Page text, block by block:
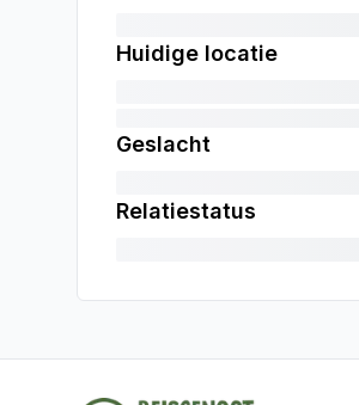
Huidige locatie
Geslacht
Relatiestatus